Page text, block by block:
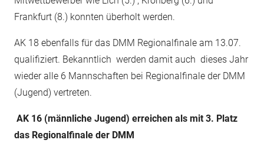
Frankfurt (8.) konnten überholt werden.
AK 18 ebenfalls für das DMM Regionalfinale am 13.07.
qualifiziert. Bekanntlich werden damit auch dieses Jahr
wieder alle 6 Mannschaften bei Regionalfinale der DMM
(Jugend) vertreten.
AK 16 (männliche Jugend) erreichen als mit 3. Platz
das Regionalfinale der DMM